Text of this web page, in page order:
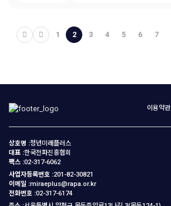
1 2 3 4 5 6 7
이용약관
상호명 :청년미래플러스
대표 :한국전파진흥협회
팩스 :02-317-6062
사업자등록번호 :201-82-30821
이메일 :miraeplus@rapa.or.kr
전화번호 :02-317-6174